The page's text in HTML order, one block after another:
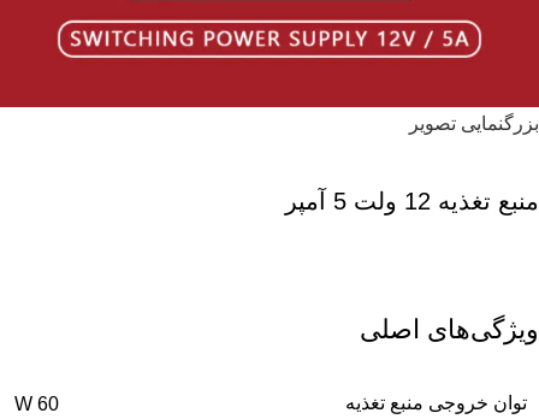
بزرگنمایی تصویر
منبع تغذیه 12 ولت 5 آمپر
ویژگی‌های اصلی
توان خروجی منبع تغذیه 60 W